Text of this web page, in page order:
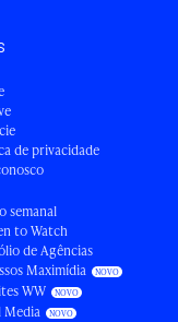
de privacidade
semanal
to Watch
de Agências
Maximídia
WW
Media